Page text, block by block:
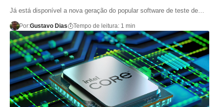
Já está disponível a nova geração do popular software de teste de…
Por:Gustavo Dias Tempo de leitura: 1 min